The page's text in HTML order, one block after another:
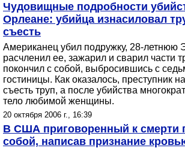
Чудовищные подробности
Орлеане: убийца изнасиловал
съесть
Американец убил подружку, 28-летнюю
расчленил ее, зажарил и сварил части
покончил с собой, выбросившись с
гостиницы. Как оказалось, преступник
съесть труп, а после убийства
тело любимой женщины.
20 октября 2006 г., 16:39
В США приговоренный к смерти
собой, написав признание